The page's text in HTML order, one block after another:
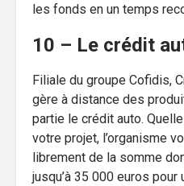
les fonds en un temps
10 – Le crédit
Filiale du groupe Cofidis,
gère à distance des
partie le crédit auto.
votre projet, l’organisme
librement de la somme
jusqu’à 35 000 euros